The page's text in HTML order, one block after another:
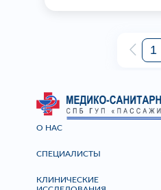
1
О НАС
СПЕЦИАЛИСТЫ
КЛИНИЧЕСКИЕ